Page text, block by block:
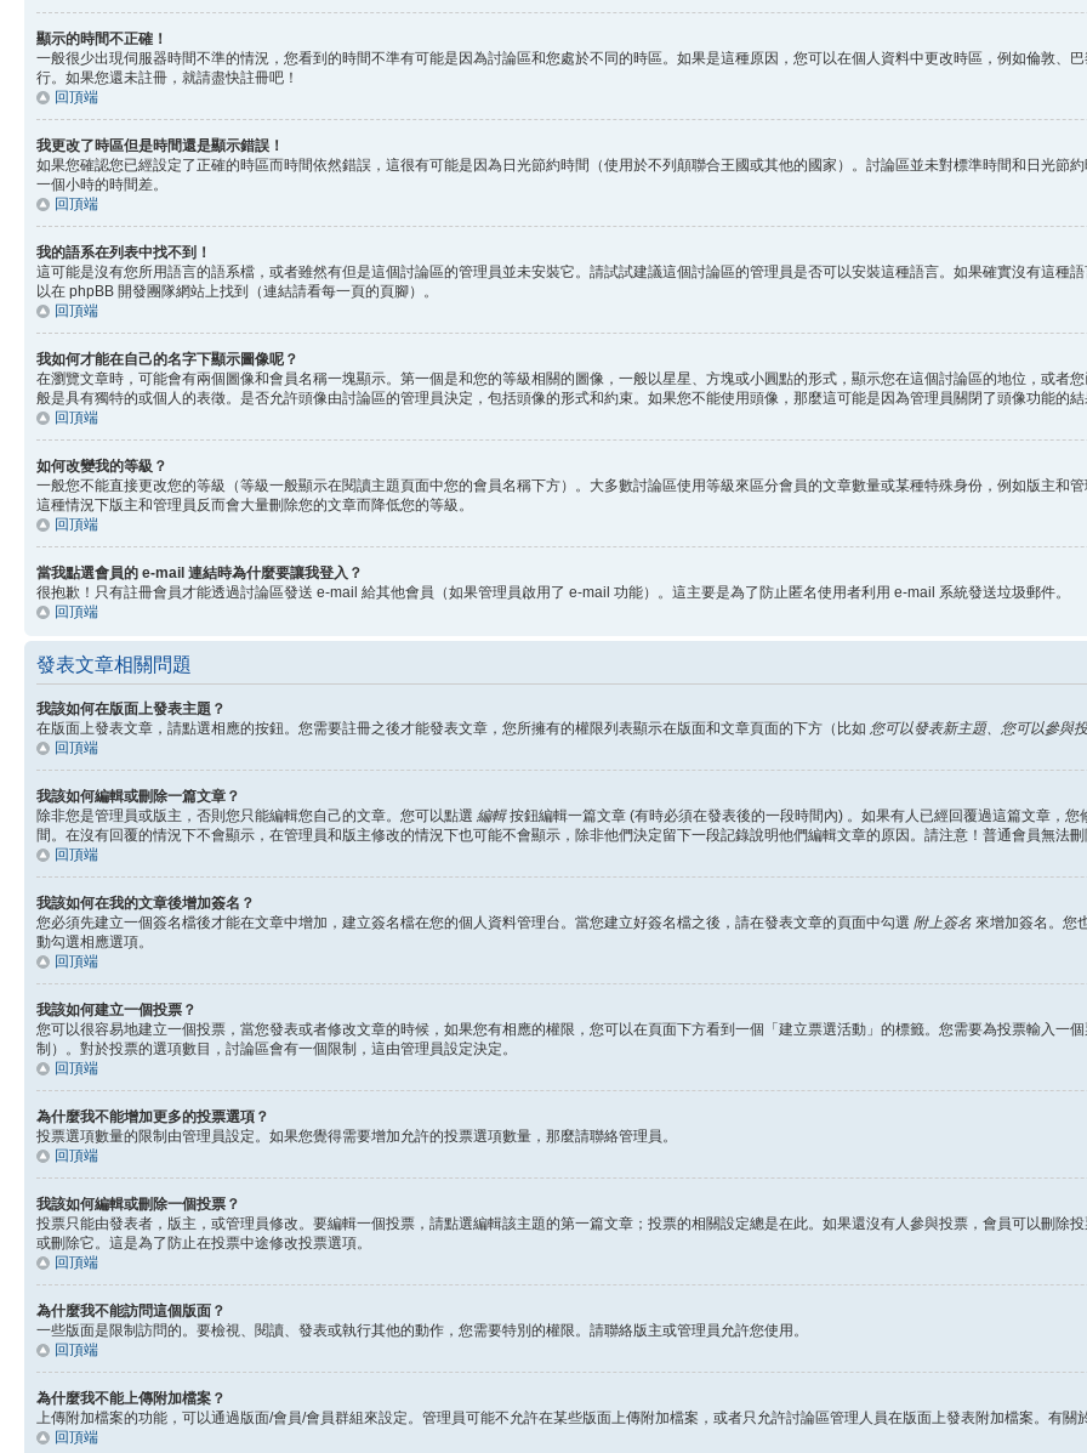
顯示的時間不正確！
一般很少出現伺服器時間不準的情況，您看到的時間不準有可能是因為討論區和您處於不同的時區。如果是這種原因，您可以在個人資料中更改時區，例如倫敦、
行。如果您還未註冊，就請盡快註冊吧！
回頂端
我更改了時區但是時間還是顯示錯誤！
如果您確認您已經設定了正確的時區而時間依然錯誤，這很有可能是因為日光節約時間（使用於不列顛聯合王國或其他的國家）。討論區並未對標準時間和日光節
一個小時的時間差。
回頂端
我的語系在列表中找不到！
這可能是沒有您所用語言的語系檔，或者雖然有但是這個討論區的管理員並未安裝它。請試試建議這個討論區的管理員是否可以安裝這種語言。如果確實沒有這種
以在 phpBB 開發團隊網站上找到（連結請看每一頁的頁腳）。
回頂端
我如何才能在自己的名字下顯示圖像呢？
在瀏覽文章時，可能會有兩個圖像和會員名稱一塊顯示。第一個是和您的等級相關的圖像，一般以星星、方塊或小圓點的形式，顯示您在這個討論區的地位，或者
般是具有獨特的或個人的表徵。是否允許頭像由討論區的管理員決定，包括頭像的形式和約束。如果您不能使用頭像，那麼這可能是因為管理員關閉了頭像功能的結
回頂端
如何改變我的等級？
一般您不能直接更改您的等級（等級一般顯示在閱讀主題頁面中您的會員名稱下方）。大多數討論區使用等級來區分會員的文章數量或某種特殊身份，例如版主和
這種情況下版主和管理員反而會大量刪除您的文章而降低您的等級。
回頂端
當我點選會員的 e-mail 連結時為什麼要讓我登入？
很抱歉！只有註冊會員才能透過討論區發送 e-mail 給其他會員（如果管理員啟用了 e-mail 功能）。這主要是為了防止匿名使用者利用 e-mail 系統發送垃圾郵件。
回頂端
發表文章相關問題
我該如何在版面上發表主題？
在版面上發表文章，請點選相應的按鈕。您需要註冊之後才能發表文章，您所擁有的權限列表顯示在版面和文章頁面的下方（比如 您可以發表新主題、您可以參與
回頂端
我該如何編輯或刪除一篇文章？
除非您是管理員或版主，否則您只能編輯您自己的文章。您可以點選 編輯按鈕編輯一篇文章 (有時必須在發表後的一段時間內) 。如果有人已經回覆過這篇文章，
間。在沒有回覆的情況下不會顯示，在管理員和版主修改的情況下也可能不會顯示，除非他們決定留下一段記錄說明他們編輯文章的原因。請注意！普通會員無法刪
回頂端
我該如何在我的文章後增加簽名？
您必須先建立一個簽名檔後才能在文章中增加，建立簽名檔在您的個人資料管理台。當您建立好簽名檔之後，請在發表文章的頁面中勾選 附上簽名 來增加簽名。您
動勾選相應選項。
回頂端
我該如何建立一個投票？
您可以很容易地建立一個投票，當您發表或者修改文章的時候，如果您有相應的權限，您可以在頁面下方看到一個「建立票選活動」的標籤。您需要為投票輸入一
制）。對於投票的選項數目，討論區會有一個限制，這由管理員設定決定。
回頂端
為什麼我不能增加更多的投票選項？
投票選項數量的限制由管理員設定。如果您覺得需要增加允許的投票選項數量，那麼請聯絡管理員。
回頂端
我該如何編輯或刪除一個投票？
投票只能由發表者，版主，或管理員修改。要編輯一個投票，請點選編輯該主題的第一篇文章；投票的相關設定總是在此。如果還沒有人參與投票，會員可以刪除
或刪除它。這是為了防止在投票中途修改投票選項。
回頂端
為什麼我不能訪問這個版面？
一些版面是限制訪問的。要檢視、閱讀、發表或執行其他的動作，您需要特別的權限。請聯絡版主或管理員允許您使用。
回頂端
為什麼我不能上傳附加檔案？
上傳附加檔案的功能，可以通過版面/會員/會員群組來設定。管理員可能不允許在某些版面上傳附加檔案，或者只允許討論區管理人員在版面上發表附加檔案。有關
回頂端